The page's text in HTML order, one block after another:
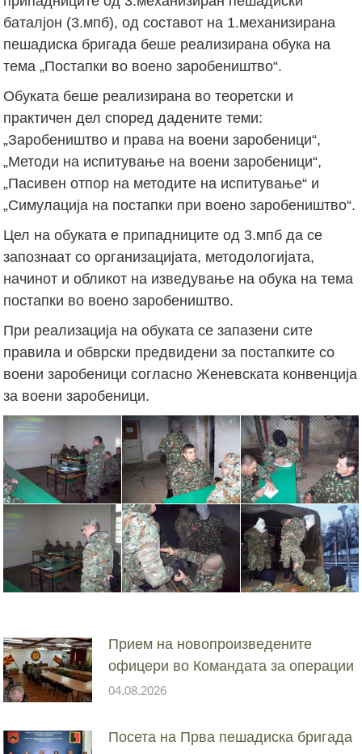
баталјон (3.мпб), од составот на 1.механизирана
пешадиска бригада беше реализирана обука на
тема „Постапки во воено заробеништво“.
Обуката беше реализирана во теоретски и
практичен дел според дадените теми:
„Заробеништво и права на воени заробеници“,
„Методи на испитување на воени заробеници“,
„Пасивен отпор на методите на испитување“ и
„Симулација на постапки при воено заробеништво“.
Цел на обуката е припадниците од 3.мпб да се
запознаат со организацијата, методологијата,
начинот и обликот на изведување на обука на тема
постапки во воено заробеништво.
При реализација на обуката се запазени сите
правила и обврски предвидени за постапките со
воени заробеници согласно Женевската конвенција
за воени заробеници.
Прием на новопроизведените
офицери во Командата за операции
04.08.2026
Посета на Прва пешадиска бригада